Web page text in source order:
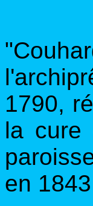
1790,
la cure
en